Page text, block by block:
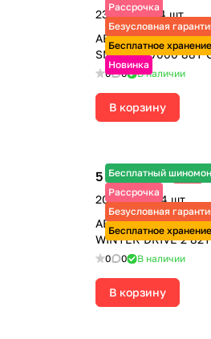
Рассрочка
Безусловная
Бесплатное хранение
Новинка
23 720 ₽ за 4 шт.
АВТОШИНЫ 185/65
SNO-MAX 7000 88T
0 0 В наличии
В корзину
Бесплатный
Рассрочка
Безусловная
Бесплатное хранение
5 025 ₽5 290 ₽ -5%
20 100 ₽ за 4 шт.
АВТОШИНЫ 175/70
WINTER DRIVE 2
0 0 В наличии
В корзину